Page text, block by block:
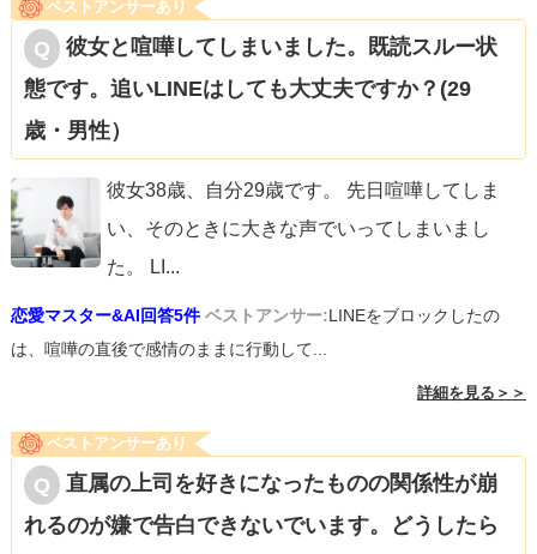
そうするとお相手様からすれば思った様なやりとりができ
ないので、自然と質問者様から離れていきます。
最後にもう一度お伝えしますと、男性からの好意はその内
容よりも「連絡の頻度」「連絡のつきやすさ」で判断しま
す。
これは私の経験上、ほぼ間違い無いと言っても良いです。
ご参考になれば幸いです！
ベストアンサーあり
彼女と喧嘩してしまいました。既読スルー状
態です。追いLINEはしても大丈夫ですか？(29
歳・男性）
彼女38歳、自分29歳です。 先日喧嘩してしま
い、そのときに大きな声でいってしまいまし
た。 LI ...
恋愛マスター&AI回答5件 ベストアンサー:LINEをブロックしたの
は、喧嘩の直後で感情のままに行動して...
詳細を見る＞＞
ベストアンサーあり
直属の上司を好きになったものの関係性が崩
れるのが嫌で告白できないでいます。どうしたら